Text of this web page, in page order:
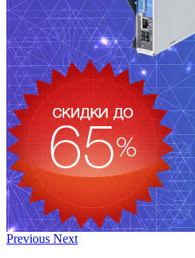
Previous Next